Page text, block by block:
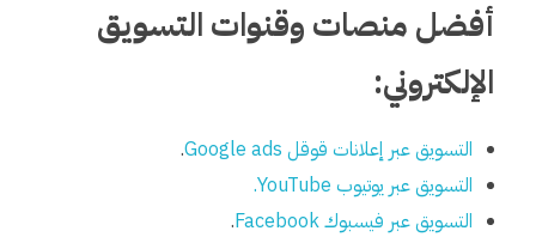
أفضل منصات وقنوات التسويق
الإلكتروني:
التسويق عبر إعلانات قوقل Google ads
.
التسويق عبر يوتيوب YouTube.
التسويق عبر فيسبوك Facebook
.